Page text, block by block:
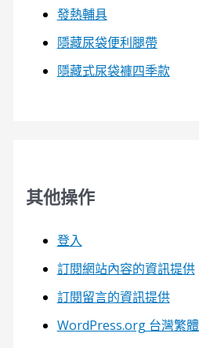
發熱輔具
隱藏尿袋便利腿帶
隱藏式尿袋褲四季款
其他操作
登入
訂閱網站內容的資訊提供
訂閱留言的資訊提供
WordPress.org 台灣繁